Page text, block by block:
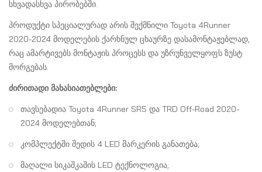
სხვადასხვა პირობებში.
პროდუქტი სპეციალურად არის შექმნილი Toyota 4Runner
2020-2024 მოდელების ქარხნულ ცხაურზე დასამონტაჟებლად,
რაც ამარტივებს მონტაჟის პროცესს და უზრუნველყოფს ზუსტ
მორგებას.
ძირითადი მახასიათებლები:
თავსებადია Toyota 4Runner SR5 და TRD Off-Road 2020-
2024 მოდელებთან;
კომპლექტში შედის 4 LED მარკერის განათება;
მაღალი სიკაშკაშის LED ტექნოლოგია;